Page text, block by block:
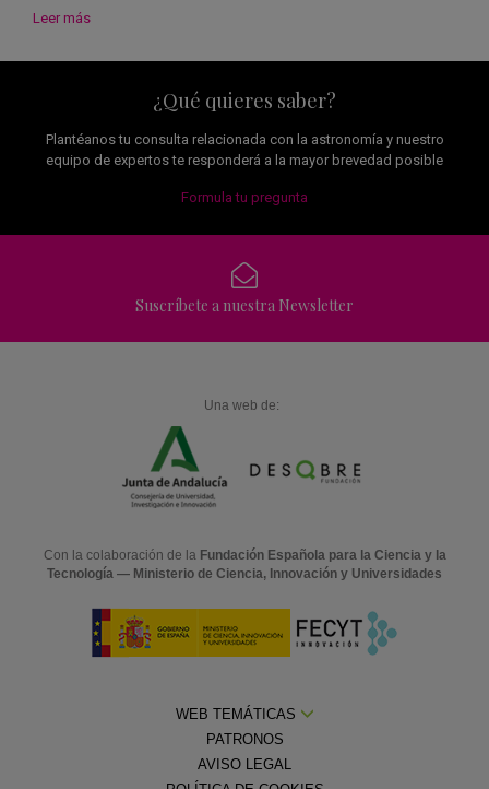
Leer más
¿Qué quieres saber?
Plantéanos tu consulta relacionada con la astronomía y nuestro
equipo de expertos te responderá a la mayor brevedad posible
Formula tu pregunta
Suscríbete a nuestra Newsletter
Una web de:
Con la colaboración de la Fundación Española para la Ciencia y la
Tecnología — Ministerio de Ciencia, Innovación y Universidades
WEB TEMÁTICAS
PATRONOS
AVISO LEGAL